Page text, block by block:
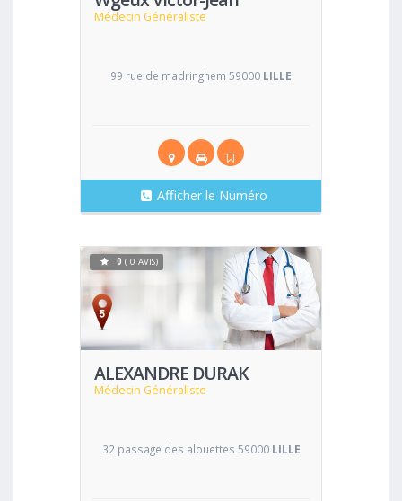
Médecin Généraliste
99 rue de madringhem 59000 LILLE
Afficher le Numéro
ALEXANDRE DURAK
Médecin Généraliste
Voir
0 ( 0 AVIS)
32 passage des alouettes 59000 LILLE